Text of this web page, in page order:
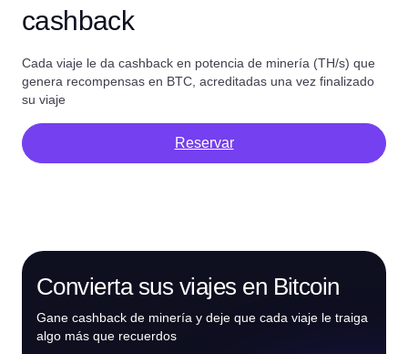
cashback
Cada viaje le da cashback en potencia de minería (TH/s) que
genera recompensas en BTC, acreditadas una vez finalizado
su viaje
Reservar
Convierta sus viajes en Bitcoin
Gane cashback de minería y deje que cada viaje le traiga
algo más que recuerdos